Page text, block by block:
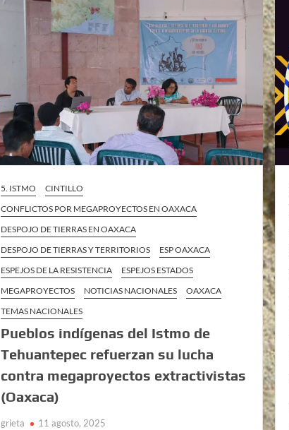
5. ISTMO
CINTILLO
CONFLICTOS POR MEGAPROYECTOS EN OAXACA
DESPOJO DE TIERRAS EN OAXACA
DESPOJO DE TIERRAS Y TERRITORIOS
ESP OAXACA
ESPEJOS DE LA RESISTENCIA
ESPEJOS ESTADOS
MEGAPROYECTOS
NOTICIAS NACIONALES
OAXACA
TEMAS NACIONALES
Pueblos indígenas del Istmo de
Tehuantepec refuerzan su lucha
contra megaproyectos extractivistas
(Oaxaca)
grieta 11 agosto, 2025